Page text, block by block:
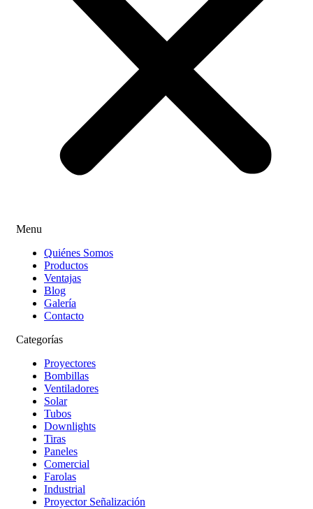
Menu
Quiénes Somos
Productos
Ventajas
Blog
Galería
Contacto
Categorías
Proyectores
Bombillas
Ventiladores
Solar
Tubos
Downlights
Tiras
Paneles
Comercial
Farolas
Industrial
Proyector Señalización